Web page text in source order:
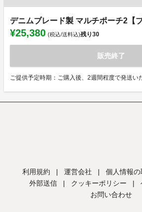
デニムブレード製 マルチポーチ2【
¥25,380 (税込/送料込)残り30
販売終了
ご提供予定時期：ご購入後、2週間程度で発送い
利用規約 | 運営会社 | 個人情報
外部送信
| クッキーポリシー |
お問い合わせ